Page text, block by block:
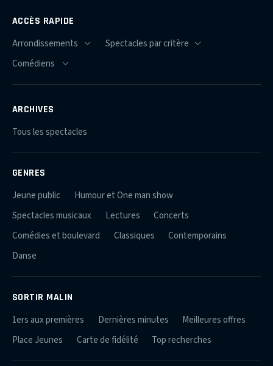
ACCÈS RAPIDE
ARCHIVES
Tous les spectacles
GENRES
Jeune public
Humour et One man show
Spectacles musicaux
Lectures
Concerts
Comédies et boulevard
Classiques
Contemporains
Danse
SORTIR MALIN
1ers aux premières Dernières minutes
Meilleures offres
Place Jeunes
Carte de fidélité Top recherches